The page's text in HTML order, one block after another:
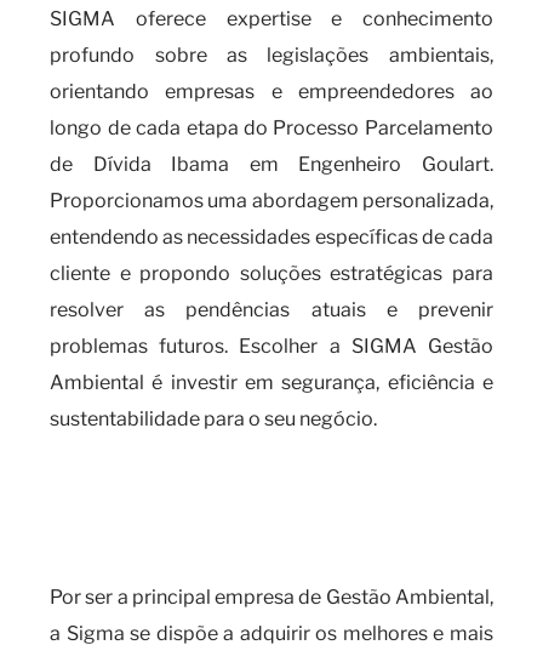
SIGMA oferece expertise e conhecimento
profundo sobre as legislações ambientais,
orientando empresas e empreendedores ao
longo de cada etapa do Processo Parcelamento
de Dívida Ibama em Engenheiro Goulart.
Proporcionamos uma abordagem personalizada,
entendendo as necessidades específicas de cada
cliente e propondo soluções estratégicas para
resolver as pendências atuais e prevenir
problemas futuros. Escolher a SIGMA Gestão
Ambiental é investir em segurança, eficiência e
sustentabilidade para o seu negócio.
Por ser a principal empresa de Gestão Ambiental,
a Sigma se dispõe a adquirir os melhores e mais